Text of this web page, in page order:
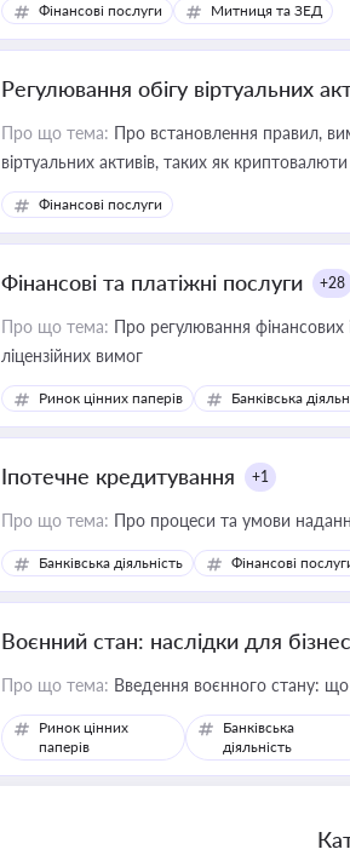
Фінансові послуги Митниця та ЗЕД
Регулювання обігу віртуальних
Про що тема: Про встановлення правил,
віртуальних активів, таких як криптовалюти
Фінансові послуги
Фінансові та платіжні послуги +28
Про що тема: Про регулювання фінансових і платіжних послуг, управління
ліцензійних вимог
Ринок цінних паперів Банківська
Іпотечне кредитування +1
Про що тема: Про процеси та умови
Банківська діяльність Фінансові
Воєнний стан: наслідки для
Про що тема: Введення воєнного стану: що
Ринок цінних
паперів
Банківська
діяльність